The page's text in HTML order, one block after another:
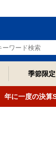
季節限定
年に一度の決算